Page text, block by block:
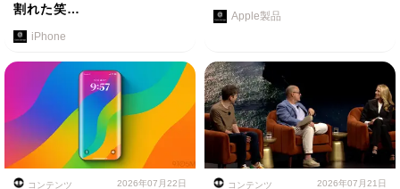
割れた笑…
iPhone
Apple製品
コンテンツ 2026年07月22日 コンテンツ 2026年07月21日